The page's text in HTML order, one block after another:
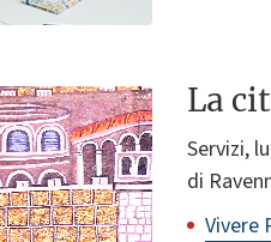
La
Servizi,
di
Vivere